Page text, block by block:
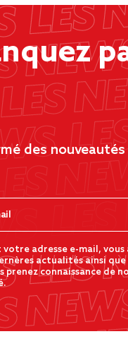
des
votre adresse e-mail, vous
actualités ainsi que
prenez connaissance de